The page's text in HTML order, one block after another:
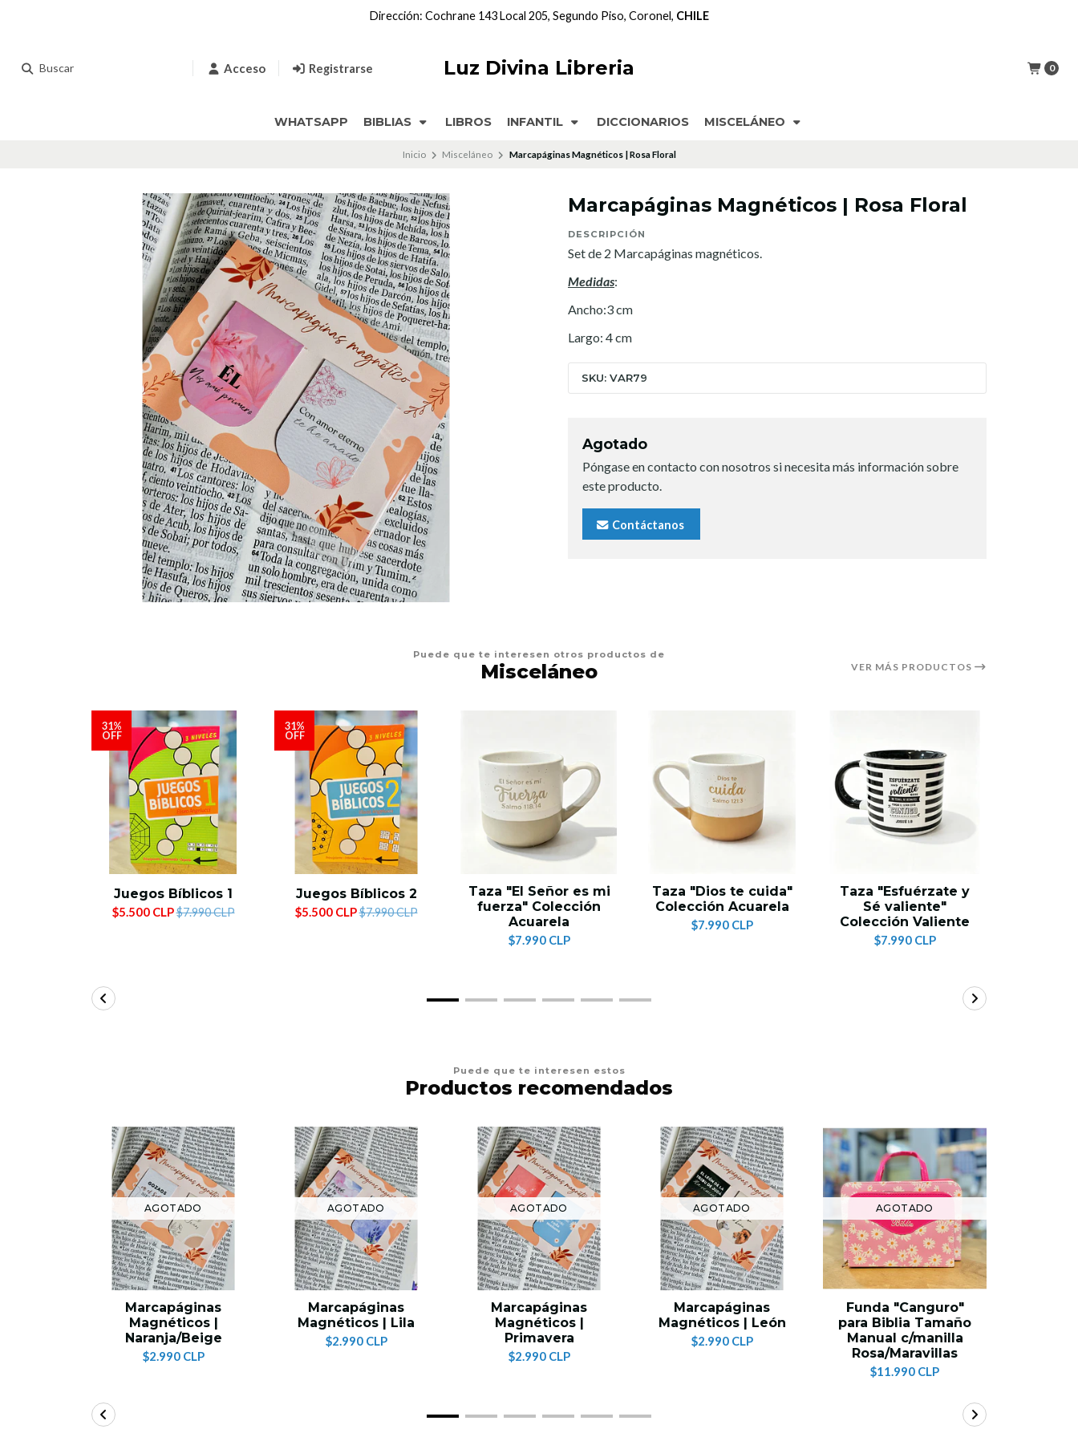
Acceso Registrarse Luz Divina Libreria 0
WHATSAPP BIBLIAS LIBROS INFANTIL DICCIONARIOS MISCELÁNEO
Dirección: Cochrane 143 Local 205, Segundo Piso, Coronel, CHILE
Inicio Misceláneo Marcapáginas Magnéticos | Rosa Floral
Marcapáginas Magnéticos | Rosa Floral
DESCRIPCIÓN
Set de 2 Marcapáginas magnéticos.
Medidas:
Ancho:3 cm
Largo: 4 cm
SKU: VAR79
Agotado
Póngase en contacto con nosotros si necesita más información sobre
este producto.
Contáctanos
Puede que te interesen otros productos de
Misceláneo VER MÁS PRODUCTOS
31%
OFF
Juegos Bíblicos 1
$5.500 CLP$7.990 CLP
31%
OFF
Juegos Bíblicos 2
$5.500 CLP$7.990 CLP
Taza "El Señor es mi
fuerza" Colección
Acuarela
$7.990 CLP
Taza "Dios te cuida"
Colección Acuarela
$7.990 CLP
Taza "Esfuérzate y
Sé valiente"
Colección Valiente
$7.990 CLP
Puede que te interesen estos
Productos recomendados
AGOTADO
Marcapáginas
Magnéticos |
Naranja/Beige
$2.990 CLP
AGOTADO
Marcapáginas
Magnéticos | Lila
$2.990 CLP
AGOTADO
Marcapáginas
Magnéticos |
Primavera
$2.990 CLP
AGOTADO
Marcapáginas
Magnéticos | León
$2.990 CLP
AGOTADO
Funda "Canguro"
para Biblia Tamaño
Manual c/manilla
Rosa/Maravillas
$11.990 CLP